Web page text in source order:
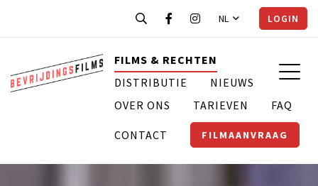
NL LOGIN
FILMS & RECHTEN
DISTRIBUTIE
NIEUWS
OVER ONS
TARIEVEN FAQ
CONTACT FILMAANVRAAG